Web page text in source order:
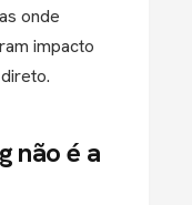
onde
impacto
não é a